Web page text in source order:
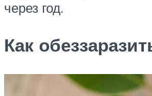
через год.
Как